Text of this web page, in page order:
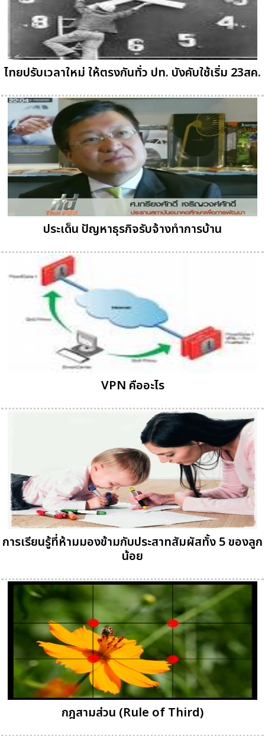
ไทยปรับเวลาใหม่ ให้ตรงกันทั่ว ปท. บังคับใช้เริ่ม 23สค.
ประเด็น ปัญหาธุรกิจรับจ้างทำการบ้าน
VPN คืออะไร
การเรียนรู้ที่ห้ามมองข้ามกับประสาทสัมผัสทั้ง 5 ของลูก
น้อย
กฎสามส่วน (Rule of Third)